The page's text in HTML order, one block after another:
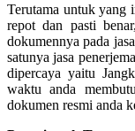
Terutama untuk yang
repot dan pasti
dokumennya pada
satunya jasa
dipercaya yaitu
waktu anda
dokumen resmi anda